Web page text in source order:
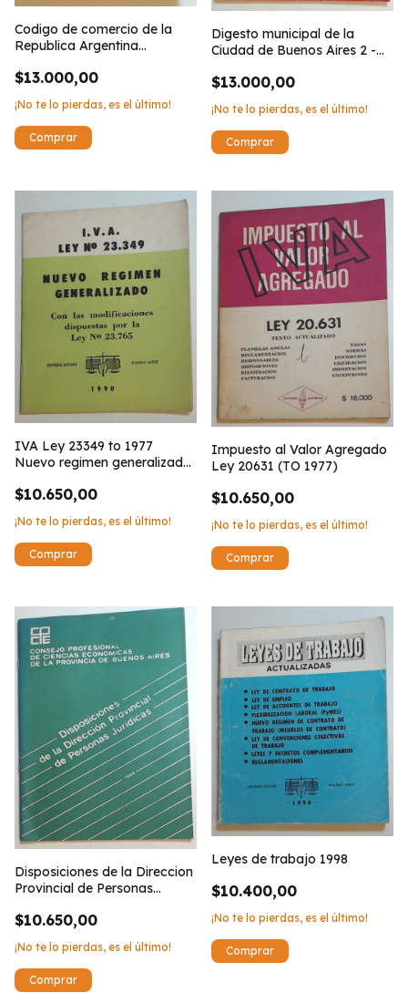
Codigo de comercio de la
Republica Argentina
$13.000,00
¡No te lo pierdas, es el último!
Digesto municipal de la
Ciudad de Buenos Aires 2 -
$13.000,00
¡No te lo pierdas, es el último!
IVA Ley 23349 to 1977
Nuevo regimen generalizado
$10.650,00
¡No te lo pierdas, es el último!
Impuesto al Valor Agregado
Ley 20631 (TO 1977)
$10.650,00
¡No te lo pierdas, es el último!
Disposiciones de la Direccion
Provincial de Personas
$10.650,00
¡No te lo pierdas, es el último!
Leyes de trabajo 1998
$10.400,00
¡No te lo pierdas, es el último!